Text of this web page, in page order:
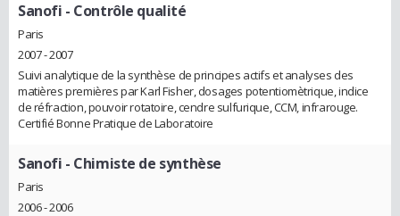
Sanofi - Contrôle qualité
Paris
2007 - 2007
Suivi analytique de la synthèse de principes actifs et analyses des
matières premières par Karl Fisher, dosages potentiomètrique, indice
de réfraction, pouvoir rotatoire, cendre sulfurique, CCM, infrarouge.
Certifié Bonne Pratique de Laboratoire
Sanofi - Chimiste de synthèse
Paris
2006 - 2006